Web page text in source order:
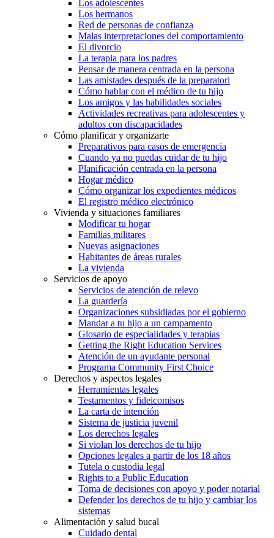
Los adolescentes
Los hermanos
Red de personas de confianza
Malas interpretaciones del comportamiento
El divorcio
La terapia para los padres
Pensar de manera centrada en la persona
Las amistades después de la preparatori
Cómo hablar con el médico de tu hijo
Los amigos y las habilidades sociales
Actividades recreativas para adolescentes y
adultos con discapacidades
Cómo planificar y organizarte
Preparativos para casos de emergencia
Cuando ya no puedas cuidar de tu hijo
Planificación centrada en la persona
Hogar médico
Cómo organizar los expedientes médicos
El registro médico electrónico
Vivienda y situaciones familiares
Modificar tu hogar
Familias militares
Nuevas asignaciones
Habitantes de áreas rurales
La vivienda
Servicios de apoyo
Servicios de atención de relevo
La guardería
Organizaciones subsidiadas por el gobierno
Mandar a tu hijo a un campamento
Glosario de especialidades y terapias
Getting the Right Education Services
Atención de un ayudante personal
Programa Community First Choice
Derechos y aspectos legales
Herramientas legales
Testamentos y fideicomisos
La carta de intención
Sistema de justicia juvenil
Los derechos legales
Si violan los derechos de tu hijo
Opciones legales a partir de los 18 años
Tutela o custodia legal
Rights to a Public Education
Toma de decisiones con apoyo y poder notarial
Defender los derechos de tu hijo y cambiar los
sistemas
Alimentación y salud bucal
Cuidado dental